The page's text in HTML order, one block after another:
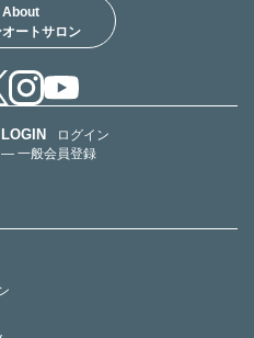
About
ートサロン
LOGIN
ログイン
— 一般会員登録